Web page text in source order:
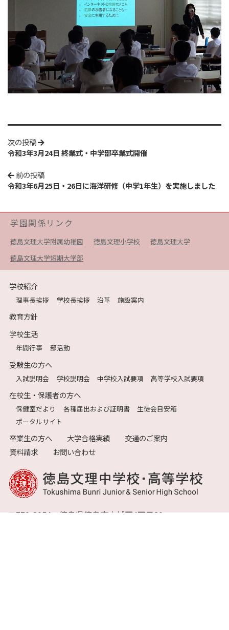
前の投稿
令和3年6月25日・26日に海洋研修（中学1年生）を実施しました
次の投稿
令和3年3月24日 終業式・中学部卒業式開催
学園関係リンク
徳島文理大学附属幼稚園 徳島文理小学校
徳島文理大学
徳島文理大学短期大学部
学校紹介
理事長挨拶 学校長挨拶 沿革 施設案内
教育方針
学校生活
年間行事 部活動
受験生の方へ
入試説明会 学校説明会 中学校入試要項 高等学校入試要項
在校生・保護者の方へ
保健室だより 各種届出および証明書
生徒会目安箱
ポータルサイト
卒業生の方へ 大学合格実績
交通のご案内
資料請求
お問い合わせ
〒770-8054 徳島県徳島市山城西4丁目20